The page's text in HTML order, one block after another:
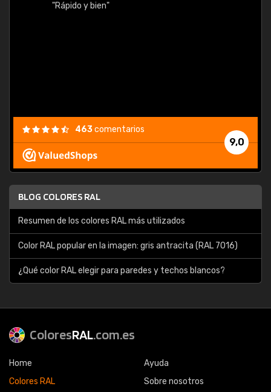
"Rápido y bien"
9,0
463comentarios
BLOG COLORES RAL
Resumen de los colores RAL más utilizados
Color RAL popular en la imagen: gris antracita (RAL 7016)
¿Qué color RAL elegir para paredes y techos blancos?
ColoresRAL.com.es
Home
Colores RAL
Ayuda
Sobre nosotros